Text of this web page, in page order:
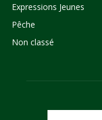
Expressions Jeunes
Pêche
Non classé